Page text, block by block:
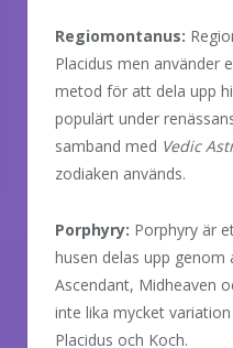
Regiomontanus:
Placidus men använder
metod för att dela upp
populärt under
samband med Vedic
zodiaken används.
Porphyry: Porphyry är
husen delas upp genom
Ascendant, Midheaven
inte lika mycket
Placidus och Koch.